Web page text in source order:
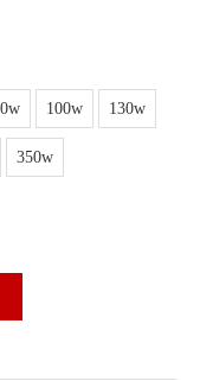
100w 130w
350w